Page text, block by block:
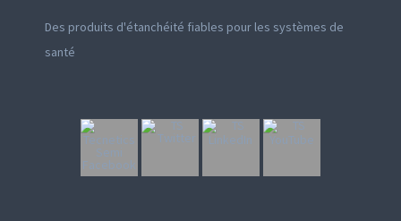
Des produits d'étanchéité fiables pour les systèmes de
santé